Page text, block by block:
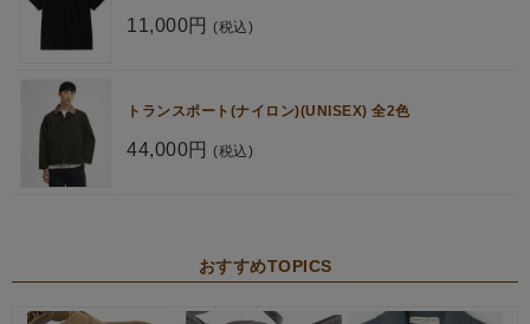
11,000円 (税込)
トランスポート(ナイロン)(UNISEX) 全2色
44,000円 (税込)
おすすめTOPICS